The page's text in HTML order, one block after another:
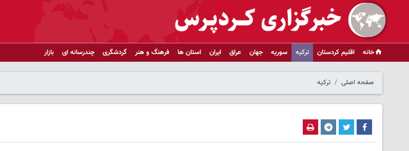
خانه اقلیم کردستان ترکیه سوریه جهان عراق ایران استان ها فرهنگ و هنر گردشگری چندرسانه ای بازار
صفحه اصلی ترکیه